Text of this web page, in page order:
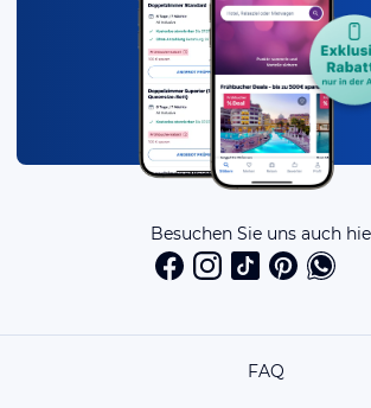
Besuchen Sie uns auch
FAQ